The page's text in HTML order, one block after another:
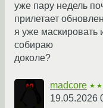
уже пару недель
прилетает
я уже маскировать
собираю
доколе?
madcore
19.05.2026